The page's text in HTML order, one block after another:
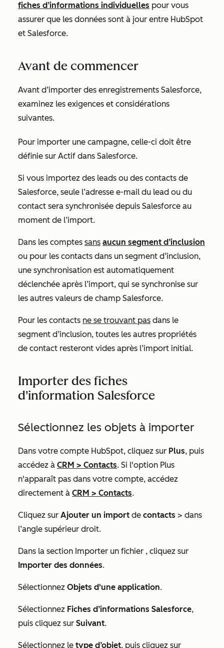
fiches d’informations individuelles pour vous
assurer que les données sont à jour entre HubSpot
et Salesforce.
Avant de commencer
Avant d’importer des enregistrements Salesforce,
examinez les exigences et considérations
suivantes.
Pour importer une campagne, celle-ci doit être
définie sur Actif dans Salesforce.
Si vous importez des leads ou des contacts de
Salesforce, seule l’adresse e-mail du lead ou du
contact sera synchronisée depuis Salesforce au
moment de l’import.
Dans les comptes sans aucun segment d’inclusion
ou pour les contacts dans un segment d’inclusion,
une synchronisation est automatiquement
déclenchée après l’import, qui se synchronise sur
les autres valeurs de champ Salesforce.
Pour les contacts ne se trouvant pas dans le
segment d’inclusion, toutes les autres propriétés
de contact resteront vides après l’import initial.
Importer des fiches
d'information Salesforce
Sélectionnez les objets à importer
Dans votre compte HubSpot, cliquez sur Plus, puis
accédez à CRM > Contacts. Si l'option Plus
n'apparaît pas dans votre compte, accédez
directement à CRM > Contacts.
Cliquez sur Ajouter un import de contacts > dans
l’angle supérieur droit.
Dans la section Importer un fichier , cliquez sur
Importer des données.
Sélectionnez Objets d'une application.
Sélectionnez Fiches d’informations Salesforce,
puis cliquez sur Suivant.
Sélectionnez le type d’objet, puis cliquez sur